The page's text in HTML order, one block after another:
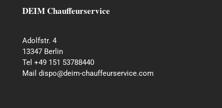
DEIM Chauffeurservice
Adolfstr. 4
13347 Berlin
Tel +49 151 53788440
Mail dispo@deim-chauffeurservice.com